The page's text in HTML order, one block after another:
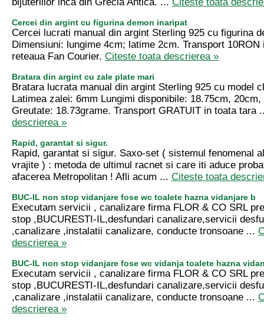
Cercei din argint cu figurina demon inaripat
Cercei lucrati manual din argint Sterling 925 cu figurina
Dimensiuni: lungime 4cm; latime 2cm. Transport 10RON
reteaua Fan Courier. Citeste toata descrierea »
Bratara din argint cu zale plate mari
Bratara lucrata manual din argint Sterling 925 cu model
Latimea zalei: 6mm Lungimi disponibile: 18.75cm, 20cm,
Greutate: 18.73grame. Transport GRATUIT in toata tara
descrierea »
Rapid, garantat si sigur.
Rapid, garantat si sigur. Saxo-set ( sistemul fenomenal
vrajite ) : metoda de ultimul racnet si care iti aduce
afacerea Metropolitan ! Afli acum ... Citeste toata
BUC-IL non stop vidanjare fose wc toalete hazna vidanjare b
Executam servicii , canalizare firma FLOR & CO SRL
stop ,BUCURESTI-IL,desfundari canalizare,servicii
,canalizare ,instalatii canalizare, conducte tronsoane ...
descrierea »
BUC-IL non stop vidanjare fose wc vidanja toalete hazna
Executam servicii , canalizare firma FLOR & CO SRL
stop ,BUCURESTI-IL,desfundari canalizare,servicii
,canalizare ,instalatii canalizare, conducte tronsoane ...
descrierea »